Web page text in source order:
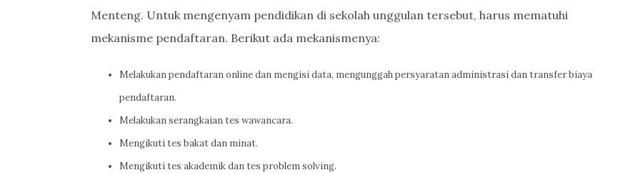
Menteng. Untuk mengenyam pendidikan di sekolah unggulan tersebut, harus mematuhi
mekanisme pendaftaran. Berikut ada mekanismenya:
Melakukan pendaftaran online dan mengisi data, mengunggah persyaratan administrasi dan transfer biaya
pendaftaran.
Melakukan serangkaian tes wawancara.
Mengikuti tes bakat dan minat.
Mengikuti tes akademik dan tes problem solving.